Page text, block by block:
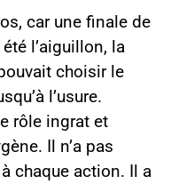
car une finale de
l’aiguillon, la
choisir le
l’usure.
rôle ingrat et
Il n’a pas
chaque action. Il a